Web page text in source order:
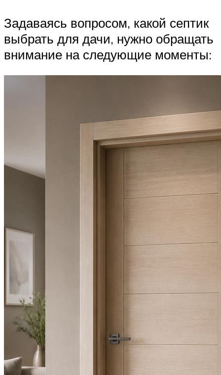
Задаваясь вопросом, какой септик
выбрать для дачи, нужно обращать
внимание на следующие моменты: